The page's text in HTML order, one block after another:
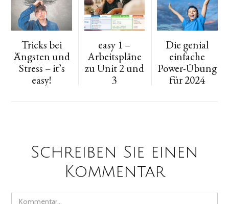
Tricks bei
Ängsten und
Stress – it’s
easy!
easy 1 –
Arbeitspläne
zu Unit 2 und
3
Die genial
einfache
Power-Übung
für 2024
Schreiben Sie einen
Kommentar
COMMENT